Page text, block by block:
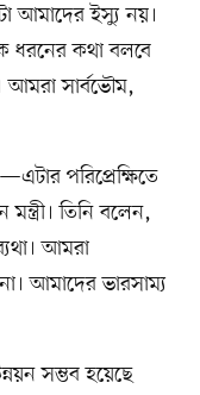
আমাদের ইস্যু নয়।
ধরনের কথা বলবে
আমরা সার্বভৌম,
পরিপ্রেক্ষিতে
মন্ত্রী। তিনি বলেন,
আমরা
আমাদের ভারসাম্য
সম্ভব হয়েছে